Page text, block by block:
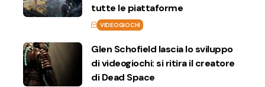
tutte le piattaforme
VIDEOGIOCHI
Glen Schofield lascia lo sviluppo
di videogiochi: si ritira il creatore
di Dead Space